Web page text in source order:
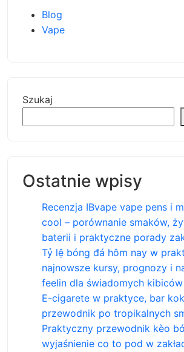
Blog
Vape
Szukaj
Ostatnie wpisy
Recenzja IBvape vape pens i
cool – porównanie smaków,
baterii i praktyczne porady
Tỷ lệ bóng đá hôm nay w
najnowsze kursy, prognozy i
feelin dla świadomych kibiców
E-cigarete w praktyce, bar
przewodnik po tropikalnych
Praktyczny przewodnik kèo
wyjaśnienie co to pod w